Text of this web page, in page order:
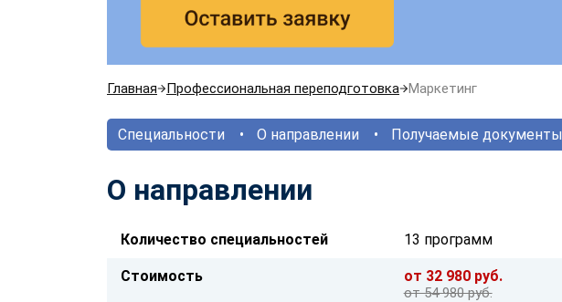
Главная Профессиональная переподготовка Маркетинг
Специальности О направлении Получаемые документы
О направлении
Количество специальностей 13 программ
Стоимость от 32 980 руб.
от 54 980 руб.